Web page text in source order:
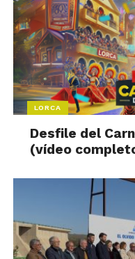
LORCA
Desfile del
(vídeo